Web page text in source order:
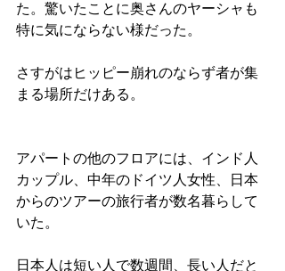
た。驚いたことに奥さんのヤーシャも
特に気にならない様だった。
さすがはヒッピー崩れのならず者が集
まる場所だけある。
アパートの他のフロアには、インド人
カップル、中年のドイツ人女性、日本
からのツアーの旅行者が数名暮らして
いた。
日本人は短い人で数週間、長い人だと